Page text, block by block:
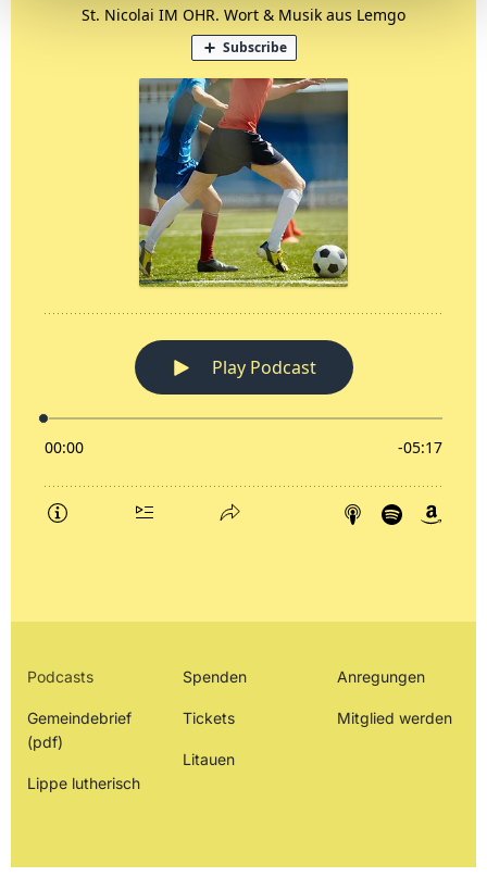
Podcasts
Gemeindebrief
(pdf)
Lippe lutherisch
Spenden
Tickets
Litauen
Anregungen
Mitglied werden